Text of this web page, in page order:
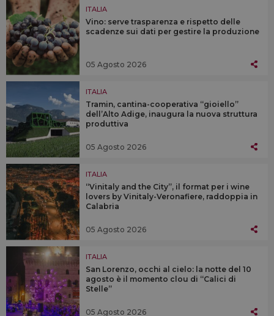
ITALIA
Vino: serve trasparenza e rispetto delle
scadenze sui dati per gestire la produzione
05 Agosto 2026
ITALIA
Tramin, cantina-cooperativa “gioiello”
dell’Alto Adige, inaugura la nuova struttura
produttiva
05 Agosto 2026
ITALIA
“Vinitaly and the City”, il format per i wine
lovers by Vinitaly-Veronafiere, raddoppia in
Calabria
05 Agosto 2026
ITALIA
San Lorenzo, occhi al cielo: la notte del 10
agosto è il momento clou di “Calici di
Stelle”
05 Agosto 2026